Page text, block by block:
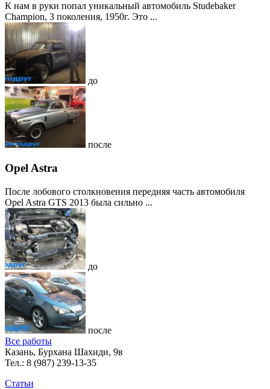
К нам в руки попал уникальный автомобиль Studebaker
Champion, 3 поколения, 1950г. Это ...
до
после
Opel Astra
После лобового столкновения передняя часть автомобиля
Opel Astra GTS 2013 была сильно ...
до
после
Все работы
Казань, Бурхана Шахиди, 9в
Тел.: 8 (987) 239-13-35
Статьи